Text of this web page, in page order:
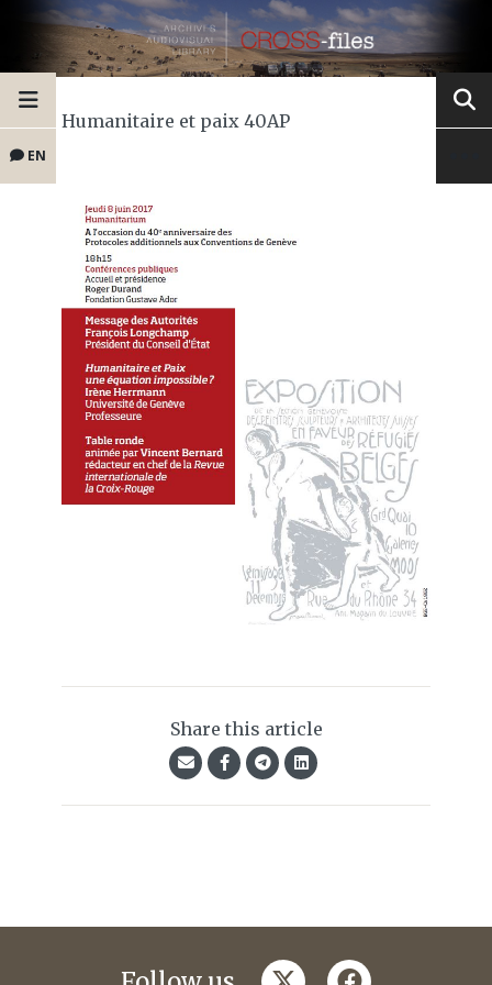
EN
Humanitaire et paix 40AP
Share this article
twitterfacebook